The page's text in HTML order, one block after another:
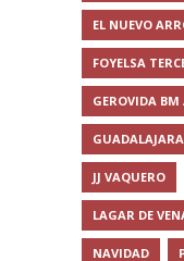
EL NUEVO
FOYELSA
GEROVIDA BM
GUADALAJARA
JJ VAQUERO
LAGAR DE
NAVIDAD